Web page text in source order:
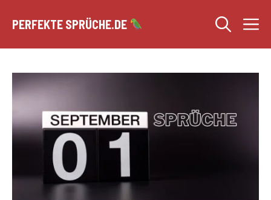
Inhalt
PERFEKTE SPRÜCHE.DE